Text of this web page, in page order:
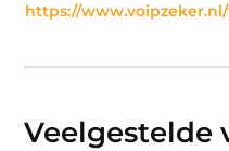
https://
Veelgestelde